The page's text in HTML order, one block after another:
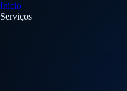
Início
Serviços